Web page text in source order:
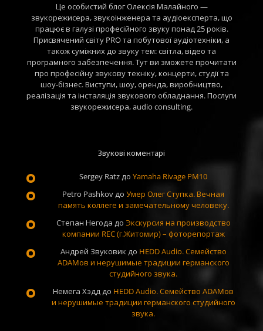
Це особистий блог Олексія Малайного —
звукорежисера, звукоінженера та аудіоексперта, що
працює в галузі професійного звуку понад 25 років.
Присвячений світу PRO та побутової аудіотехніки, а
також суміжних до звуку тем: світла, відео та
програмного забезпечення. Тут ви зможете прочитати
про професійну звукову техніку, концерти, студії та
шоу-бізнес. Виступи, шоу, оренда, виробництво,
реалізація та інсталяція звукового обладнання. Послуги
звукорежисера, audio consulting.
Звукові коментарі
Sergey Ratzдо Yamaha Rivage PM10
Petro Pashkovдо Умер Олег Ступка. Вечная
память коллеге и замечательному человеку.
Степан Негода до Экскурсия на производство
компании REC (г.Житомир) – фоторепортаж
Андрей Звуковик до HEDD Audio. Семейство
ADAMов и нерушимые традиции германского
студийного звука.
Немега Хэдддо HEDD Audio. Семейство ADAMов
и нерушимые традиции германского студийного
звука.